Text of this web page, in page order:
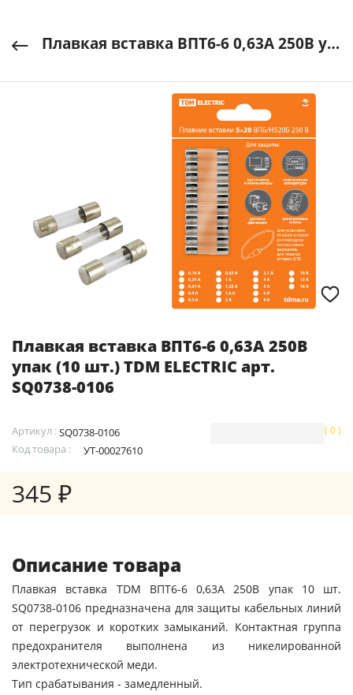
Плавкая вставка ВПТ6-6 0,63А 250В упак (10 шт.) TDM ELECTRIC арт. SQ0738-0106
Плавкая вставка ВПТ6-6 0,63А 250В
упак (10 шт.) TDM ELECTRIC арт.
SQ0738-0106
Артикул :SQ0738-0106
Код товара :
УТ-00027610
( 0 )
345 ₽
Описание товара
Плавкая вставка TDM ВПТ6-6 0,63А 250В упак 10 шт.
SQ0738-0106 предназначена для защиты кабельных линий
от перегрузок и коротких замыканий. Контактная группа
предохранителя выполнена из никелированной
электротехнической меди.
Тип срабатывания - замедленный.